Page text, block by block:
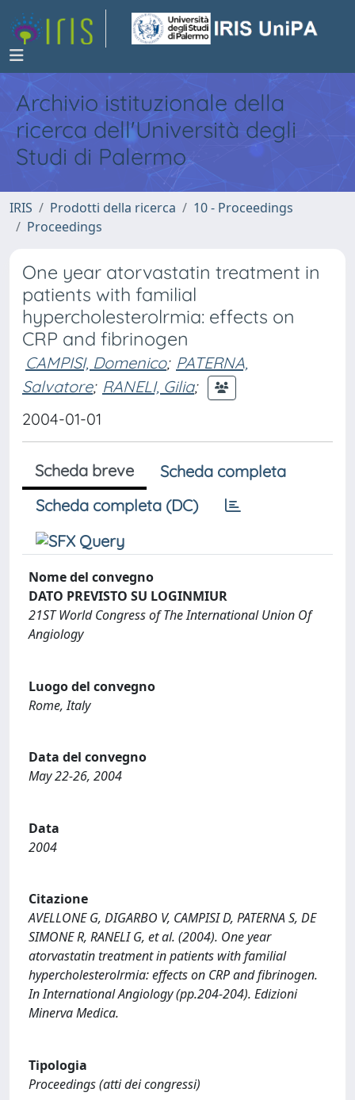
Archivio istituzionale della
ricerca dell'Università degli
Studi di Palermo
IRIS Prodotti della ricerca
10 - Proceedings
Proceedings
One year atorvastatin treatment in
patients with familial
hypercholesterolrmia: effects on
CRP and fibrinogen
CAMPISI, Domenico; PATERNA,
Salvatore; RANELI, Gilia;
2004-01-01
Scheda breve
Scheda completa
Scheda completa (DC)
Nome del convegno
DATO PREVISTO SU LOGINMIUR
21ST World Congress of The International Union Of
Angiology
Luogo del convegno
Rome, Italy
Data del convegno
May 22-26, 2004
Data
2004
Citazione
AVELLONE G, DIGARBO V, CAMPISI D, PATERNA S, DE
SIMONE R, RANELI G, et al. (2004). One year
atorvastatin treatment in patients with familial
hypercholesterolrmia: effects on CRP and fibrinogen.
In International Angiology (pp.204-204). Edizioni
Minerva Medica.
Tipologia
Proceedings (atti dei congressi)